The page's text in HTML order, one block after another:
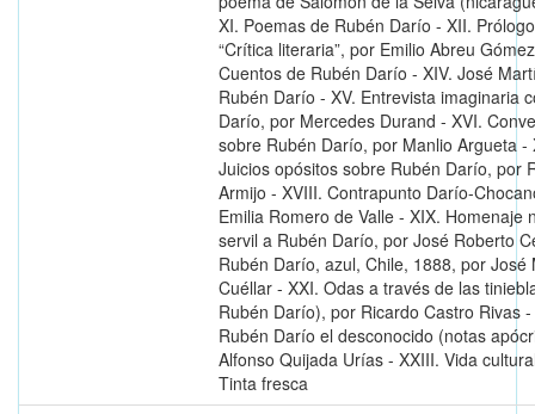
XI. Poemas de Rubén Darío - XII.
“Crítica literaria”, por Emilio Abreu
Cuentos de Rubén Darío - XIV. José
Rubén Darío - XV. Entrevista imaginaria
Darío, por Mercedes Durand - XVI.
sobre Rubén Darío, por Manlio Argueta -
Juicios opósitos sobre Rubén Darío, por
Armijo - XVIII. Contrapunto Darío-
Emilia Romero de Valle - XIX. Homenaje
servil a Rubén Darío, por José Roberto
Rubén Darío, azul, Chile, 1888, por José
Cuéllar - XXI. Odas a través de las
Rubén Darío), por Ricardo Castro Rivas
Rubén Darío el desconocido (notas
Alfonso Quijada Urías - XXIII. Vida
Tinta fresca